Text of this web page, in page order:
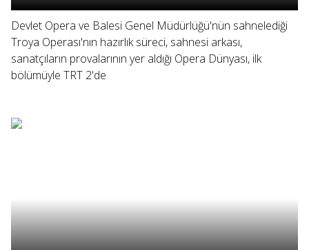
Devlet Opera ve Balesi Genel Müdürlüğü'nün sahnelediği
Troya Operası'nın hazırlık süreci, sahnesi arkası,
sanatçıların provalarının yer aldığı Opera Dünyası, ilk
bölümüyle TRT 2'de